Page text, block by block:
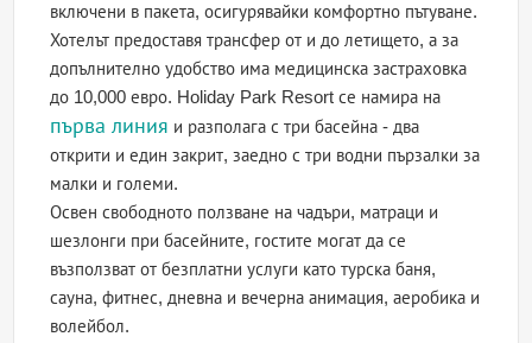
включени в пакета, осигурявайки комфортно пътуване.
Хотелът предоставя трансфер от и до летището, а за
допълнително удобство има медицинска застраховка
до 10,000 евро. Holiday Park Resort се намира на
първа линия и разполага с три басейна - два
открити и един закрит, заедно с три водни пързалки за
малки и големи.
Освен свободното ползване на чадъри, матраци и
шезлонги при басейните, гостите могат да се
възползват от безплатни услуги като турска баня,
сауна, фитнес, дневна и вечерна анимация, аеробика и
волейбол.